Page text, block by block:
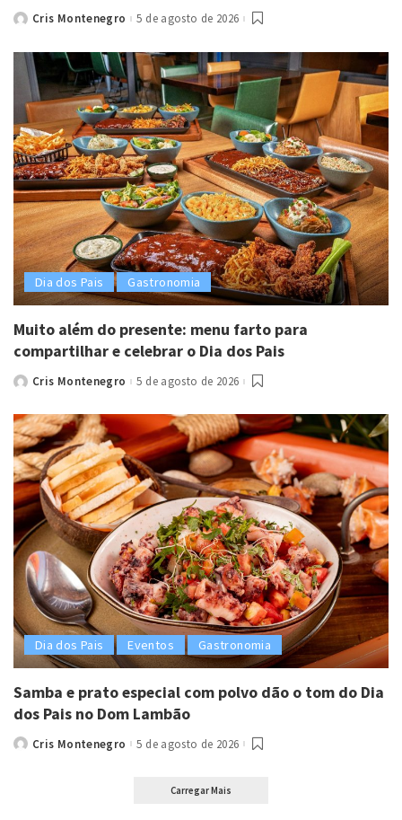
PostedCris Montenegro 5 de agosto de 2026
Dia dos Pais Gastronomia
Muito além do presente: menu farto para
compartilhar e celebrar o Dia dos Pais
PostedCris Montenegro 5 de agosto de 2026
Dia dos Pais Eventos Gastronomia
Samba e prato especial com polvo dão o tom do Dia
dos Pais no Dom Lambão
PostedCris Montenegro 5 de agosto de 2026
Carregar Mais